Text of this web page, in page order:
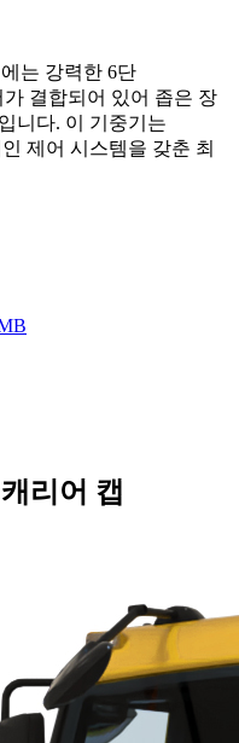
는 강력한 6단
결합되어 있어 좁은 장
니다. 이 기중기는
제어 시스템을 갖춘 최
리어 캡